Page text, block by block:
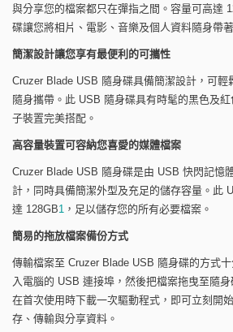
與分享您的檔案都只在彈指之間。容量可高達
碟讓您將相片、電影、音樂及個人資料隨身帶著
簡潔設計讓您享有最便利的可攜性
Cruzer Blade USB 隨身碟具備簡潔設計，可輕
隨身攜帶。此 USB 隨身碟具有時髦的黑色及
子裝置完美搭配。
高容量裝置可容納您喜愛的媒體檔案
Cruzer Blade USB 隨身碟是由 USB 快閃記憶
計，同時具備簡潔外型及充足的儲存容量。此
達 128GB1 ，足以儲存您的所有必要檔案。
簡易的拖放檔案備份方式
傳輸檔案至 Cruzer Blade USB 隨身碟的方式
入電腦的 USB 連接埠，然後把檔案拖曳至隨
在首次使用時下載一次驅動程式，即可立刻開
存、傳輸與分享資料。